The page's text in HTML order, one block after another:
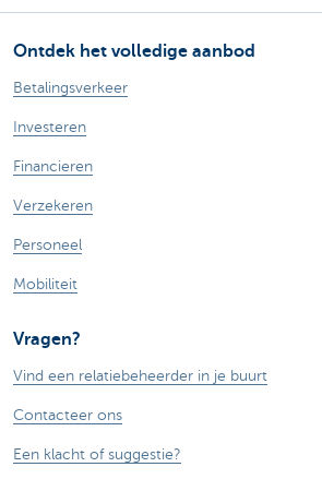
Ontdek het volledige aanbod
Betalingsverkeer
Investeren
Financieren
Verzekeren
Personeel
Mobiliteit
Vragen?
Vind een relatiebeheerder in je buurt
Contacteer ons
Een klacht of suggestie?